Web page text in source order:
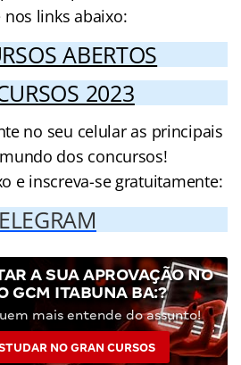
nos links abaixo:
ABERTOS
2023
no seu celular as principais
dos concursos!
e inscreva-se gratuitamente:
A SUA APROVAÇÃO NO
GCM ITABUNA BA:?
mais entende do assunto!
NO GRAN CURSOS